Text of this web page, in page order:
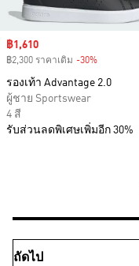
Sale price
฿1,610
฿2,300 ราคาเดิม -30%
รองเท้า Advantage 2.0
ผู้ชาย Sportswear
4 สี
รับส่วนลดพิเศษเพิ่มอีก 30%
ถัดไป